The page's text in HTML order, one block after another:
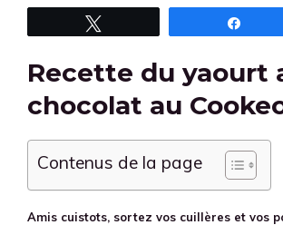
Recette du yaourt
chocolat au
Contenus de la page
Amis cuistots, sortez vos cuillères et vos